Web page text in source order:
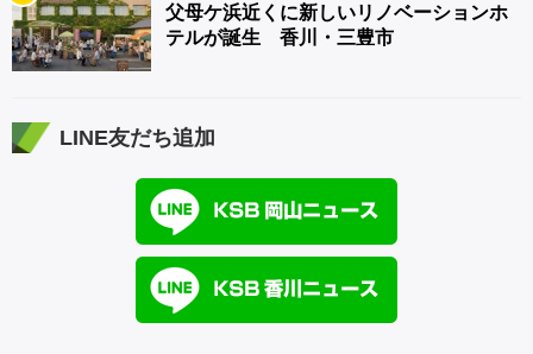
父母ケ浜近くに新しいリノベーションホ
テルが誕生 香川・三豊市
LINE友だち追加